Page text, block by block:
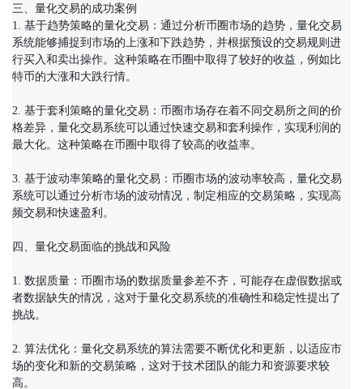
三、量化交易的成功案例
1. 基于趋势策略的量化交易：通过分析币圈市场的趋势，量化交易
系统能够捕捉到市场的上涨和下跌趋势，并根据预设的交易规则进
行买入和卖出操作。这种策略在币圈中取得了较好的收益，例如比
特币的大涨和大跌行情。
2. 基于套利策略的量化交易：币圈市场存在着不同交易所之间的价
格差异，量化交易系统可以通过快速交易和套利操作，实现利润的
最大化。这种策略在币圈中取得了较高的收益率。
3. 基于波动率策略的量化交易：币圈市场的波动率较高，量化交易
系统可以通过分析市场的波动情况，制定相应的交易策略，实现高
频交易和快速盈利。
四、量化交易面临的挑战和风险
1. 数据质量：币圈市场的数据质量参差不齐，可能存在虚假数据或
者数据缺失的情况，这对于量化交易系统的准确性和稳定性提出了
挑战。
2. 算法优化：量化交易系统的算法需要不断优化和更新，以适应市
场的变化和新的交易策略，这对于技术团队的能力和资源要求较
高。